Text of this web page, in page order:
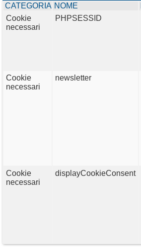
CATEGORIA NOME
Cookie
necessari
PHPSESSID
Cookie
necessari
newsletter
Cookie
necessari
displayCookieConsent